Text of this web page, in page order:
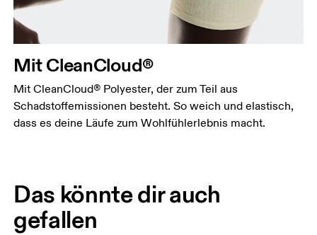
Mit CleanCloud®
Mit CleanCloud® Polyester, der zum Teil aus
Schadstoffemissionen besteht. So weich und elastisch,
dass es deine Läufe zum Wohlfühlerlebnis macht.
Das könnte dir auch
gefallen